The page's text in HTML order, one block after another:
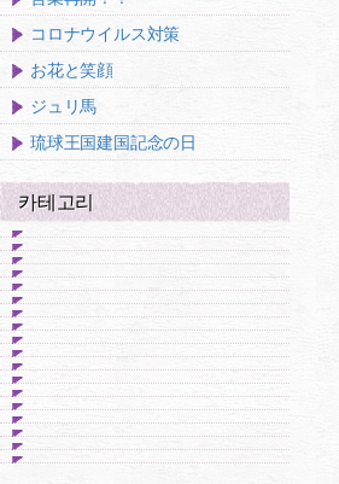
コロナウイルス対策
お花と笑顔
ジュリ馬
琉球王国建国記念の日
카테고리